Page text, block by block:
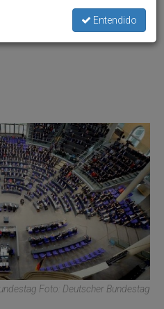
Foto: Deutscher Bundestag
Entendido